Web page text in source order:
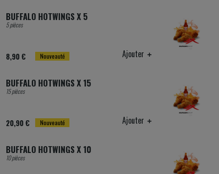
Nouveauté
BUFFALO HOTWINGS X 5
5 pièces
8,90 € Ajouter
Nouveauté
BUFFALO HOTWINGS X 15
15 pièces
20,90 € Ajouter
BUFFALO HOTWINGS X 10
10 pièces